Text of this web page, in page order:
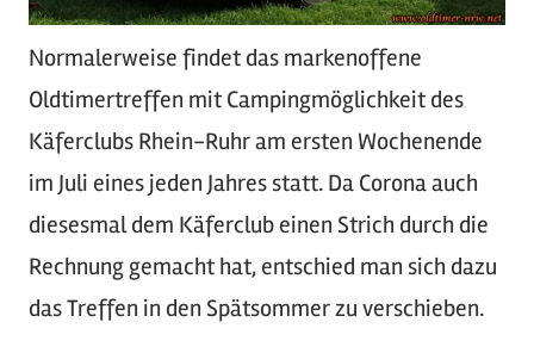
Normalerweise findet das markenoffene
Oldtimertreffen mit Campingmöglichkeit des
Käferclubs Rhein-Ruhr am ersten Wochenende
im Juli eines jeden Jahres statt. Da Corona auch
diesesmal dem Käferclub einen Strich durch die
Rechnung gemacht hat, entschied man sich dazu
das Treffen in den Spätsommer zu verschieben.